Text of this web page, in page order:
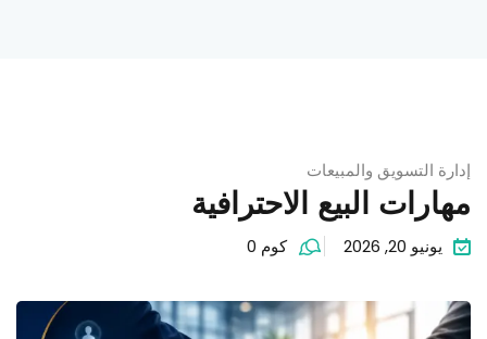
إدارة التسويق والمبيعات
مهارات البيع الاحترافية
يونيو 20, 2026 كوم 0